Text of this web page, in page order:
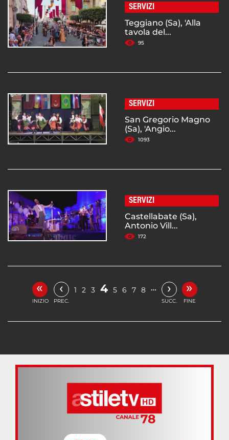
SERVIZI
Teggiano (Sa), 'Alla
tavola del...
95
SERVIZI
San Gregorio Magno
(Sa), 'Angio...
1093
SERVIZI
Castellabate (Sa),
Antonio Vill...
172
«
INIZIO
‹
PREC.
1 2 3 4 5 6 7 8 … ›
SUCC.
»
FINE